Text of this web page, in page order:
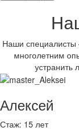
Наши
многолетним
Алексей
Стаж: 15 лет